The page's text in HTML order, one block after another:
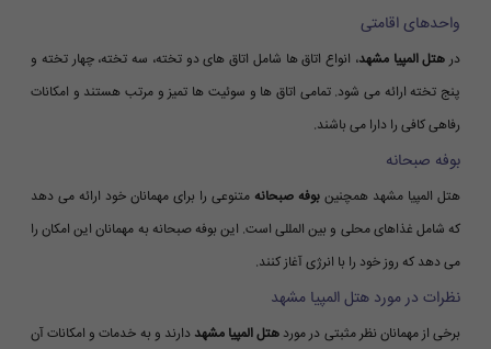
واحدهای اقامتی
درهتل المپیا مشهد، انواع اتاق ها شامل اتاق های دو تخته، سه تخته، چهار تخته و
پنج تخته ارائه می شود. تمامی اتاق ها و سوئیت ها تمیز و مرتب هستند و امکانات
رفاهی کافی را دارا می باشند.
بوفه صبحانه
هتل المپیا مشهد همچنین بوفه صبحانه متنوعی را برای مهمانان خود ارائه می دهد
که شامل غذاهای محلی و بین المللی است. این بوفه صبحانه به مهمانان این امکان را
می دهد که روز خود را با انرژی آغاز کنند.
نظرات در مورد هتل المپیا مشهد
برخی از مهمانان نظر مثبتی در مورد هتل المپیا مشهد دارند و به خدمات و امکانات آن